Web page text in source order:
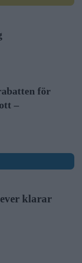
för
–
klarar